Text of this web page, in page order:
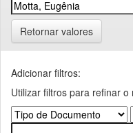
Retornar valores
Adicionar filtros:
Utilizar filtros para refinar